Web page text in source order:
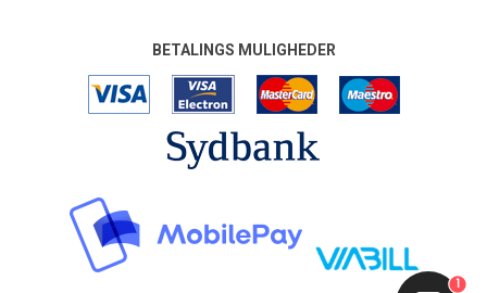
BETALINGS MULIGHEDER
1